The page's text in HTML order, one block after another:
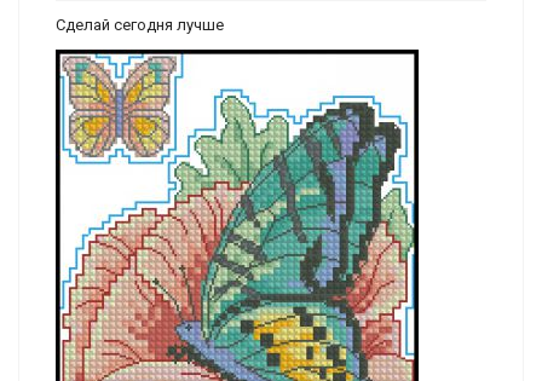
Сделай сегодня лучше